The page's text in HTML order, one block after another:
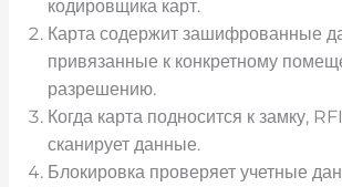
кодировщика карт.
Карта содержит зашифрованные
привязанные к конкретному
разрешению.
Когда карта подносится к замку,
сканирует данные.
Блокировка проверяет учетные